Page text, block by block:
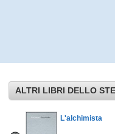
ALTRI LIBRI DELLO
L'alchimista